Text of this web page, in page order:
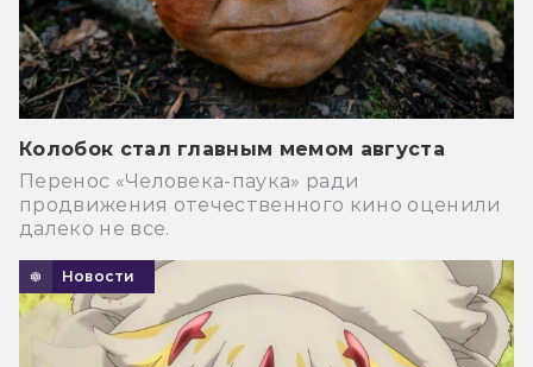
Колобок стал главным мемом августа
Перенос «Человека-паука» ради
продвижения отечественного кино оценили
далеко не все.
Новости